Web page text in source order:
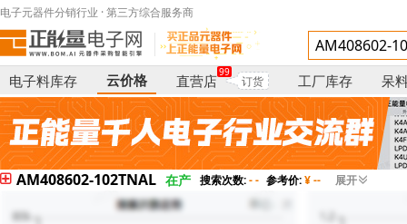
电子元器件分销行业 · 第三方综合服务商
电子料库存 云价格 直营店
99
订货 工厂库存 呆
AM408602-102TNAL 在产 搜索次数:- - 参考价:¥ -- 展开